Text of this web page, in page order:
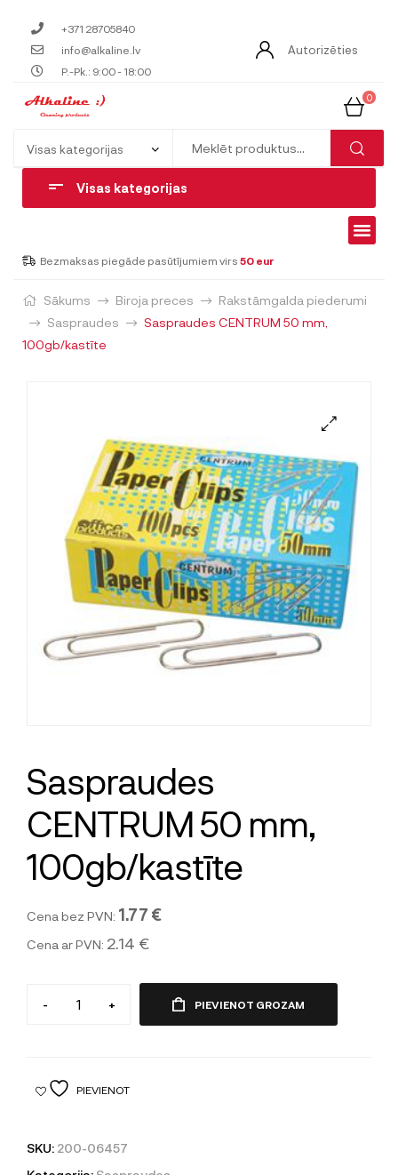
+371 28705840
info@alkaline.lv
P.-Pk.: 9:00 - 18:00
Autorizēties
0
Visas kategorijas
Bezmaksas piegāde pasūtījumiem virs 50 eur
Sākums Biroja preces
Rakstāmgalda piederumi
Saspraudes
Saspraudes CENTRUM 50 mm,
100gb/kastīte
Saspraudes
CENTRUM 50 mm,
100gb/kastīte
Cena bez PVN: 1.77 €
Cena ar PVN: 2.14 €
- + PIEVIENOT GROZAM
PIEVIENOT
SKU: 200-06457